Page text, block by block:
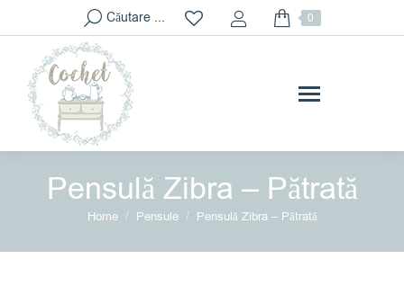
Search:Căutare ... 0
Pensulă Zibra – Pătrată
You are here:
Home Pensule Pensulă Zibra – Pătrată